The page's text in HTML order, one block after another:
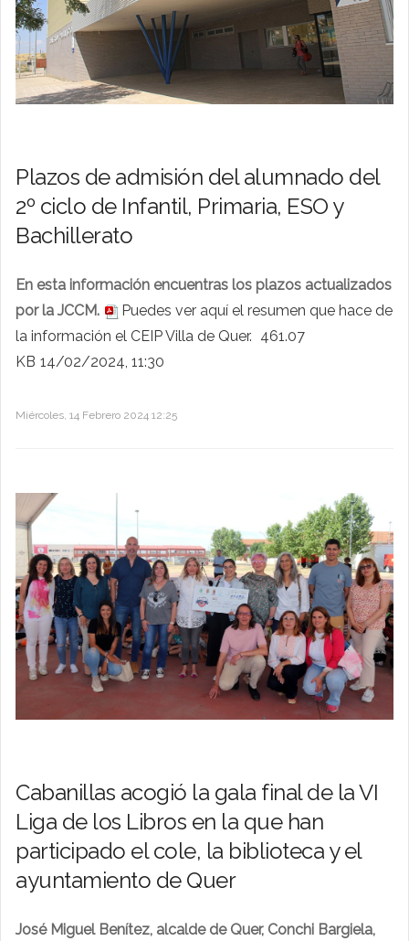
Plazos de admisión del alumnado del
2º ciclo de Infantil, Primaria, ESO y
Bachillerato
En esta información encuentras los plazos actualizados
por la JCCM.
Puedes ver aquí el resumen que hace de
la información el CEIP Villa de Quer. 461.07
KB 14/02/2024, 11:30
Miércoles, 14 Febrero 2024 12:25
Cabanillas acogió la gala final de la VI
Liga de los Libros en la que han
participado el cole, la biblioteca y el
ayuntamiento de Quer
José Miguel Benítez, alcalde de Quer, Conchi Bargiela,